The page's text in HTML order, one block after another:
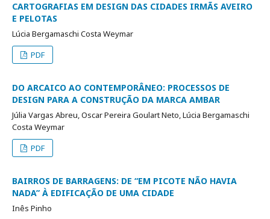
CARTOGRAFIAS EM DESIGN DAS CIDADES IRMÃS AVEIRO
E PELOTAS
Lúcia Bergamaschi Costa Weymar
PDF
DO ARCAICO AO CONTEMPORÂNEO: PROCESSOS DE
DESIGN PARA A CONSTRUÇÃO DA MARCA AMBAR
Júlia Vargas Abreu, Oscar Pereira Goulart Neto, Lúcia Bergamaschi
Costa Weymar
PDF
BAIRROS DE BARRAGENS: DE “EM PICOTE NÃO HAVIA
NADA” À EDIFICAÇÃO DE UMA CIDADE
Inês Pinho